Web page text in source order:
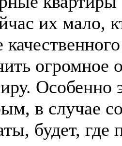
их мало,
огромное
Особенно
в случае
будет, где